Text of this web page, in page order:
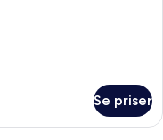
Se priser